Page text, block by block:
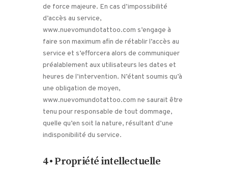
de force majeure. En cas d’impossibilité
d’accès au service,
www.nuevomundotattoo.com s’engage à
faire son maximum afin de rétablir l’accès au
service et s’efforcera alors de communiquer
préalablement aux utilisateurs les dates et
heures de l’intervention. N’étant soumis qu’à
une obligation de moyen,
www.nuevomundotattoo.com ne saurait être
tenu pour responsable de tout dommage,
quelle qu’en soit la nature, résultant d’une
indisponibilité du service.
4 • Propriété intellectuelle